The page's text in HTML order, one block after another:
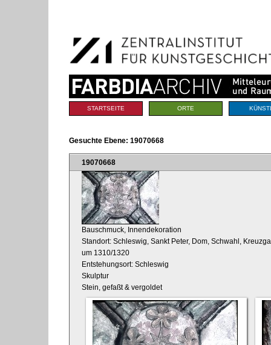
Navigation
Sektionen
STARTSEITE ORTE
Gesuchte Ebene: 19070668
19070668
Bauschmuck, Innendekoration
Standort: Schleswig, Sankt Peter, Dom, Schwahl,
um 1310/1320
Entstehungsort: Schleswig
Skulptur
Stein, gefaßt & vergoldet